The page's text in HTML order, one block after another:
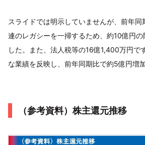
スライドでは明示していませんが、前年同
連のレガシーを一掃するため、約10億円の
した。また、法人税等の16億1,400万円で
な業績を反映し、前年同期比で約5億円増
（参考資料）株主還元推移